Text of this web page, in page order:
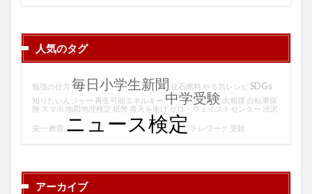
人気のタグ
勉強の仕方 毎日小学生新聞 化石燃料 やる気レシピ SDGs
知りたいんジャー 再生可能エネルギー 中学受験 大相撲 自転車保
険 スマホ 地図地理検定 紙幣 青天を衝け ゼロ・ウェイストセンター 渋沢
栄一 教育 ニュース検定 テレワーク 受験
アーカイブ